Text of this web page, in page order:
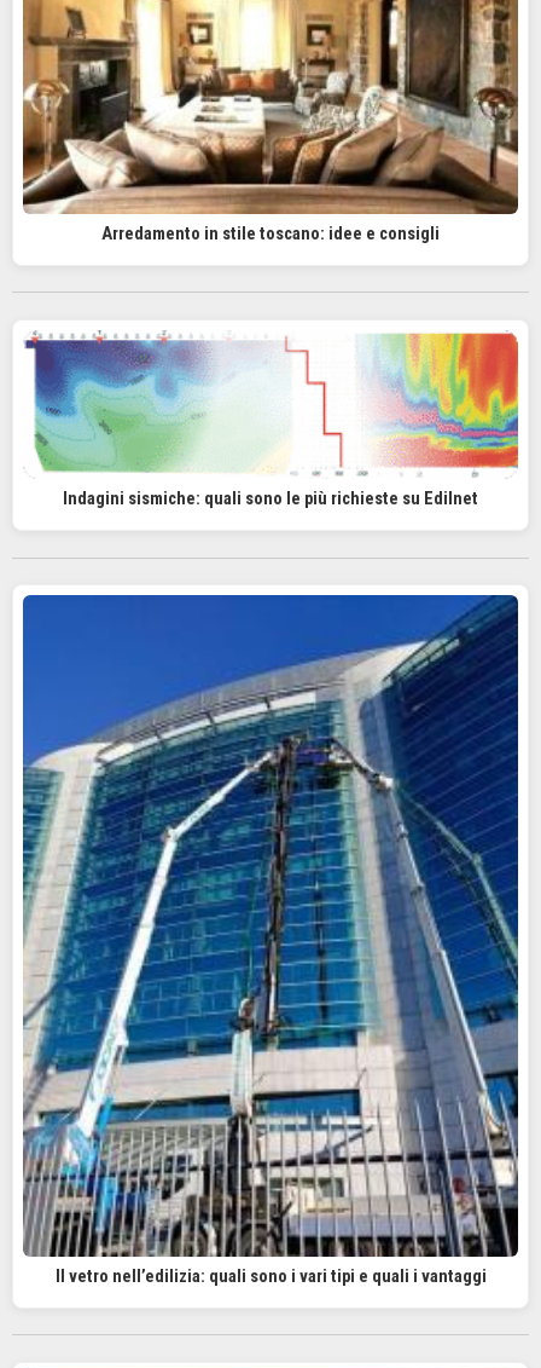
Arredamento in stile toscano: idee e consigli
Indagini sismiche: quali sono le più richieste su Edilnet
Il vetro nell’edilizia: quali sono i vari tipi e quali i vantaggi